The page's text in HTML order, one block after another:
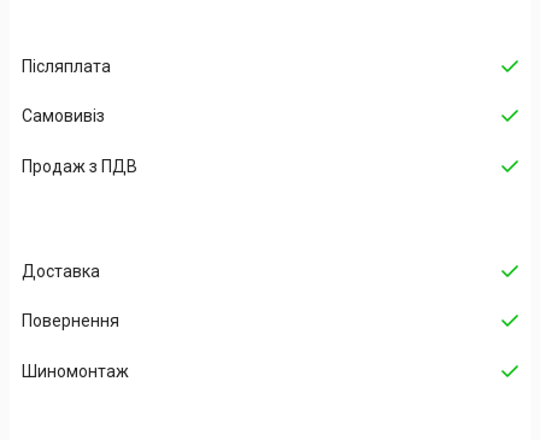
Післяплата
Самовивіз
Продаж з ПДВ
Доставка
Повернення
Шиномонтаж